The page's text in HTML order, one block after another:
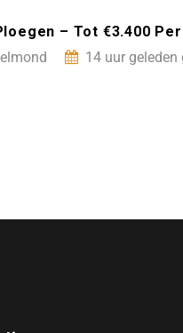
– Tot €3.400
14 uur